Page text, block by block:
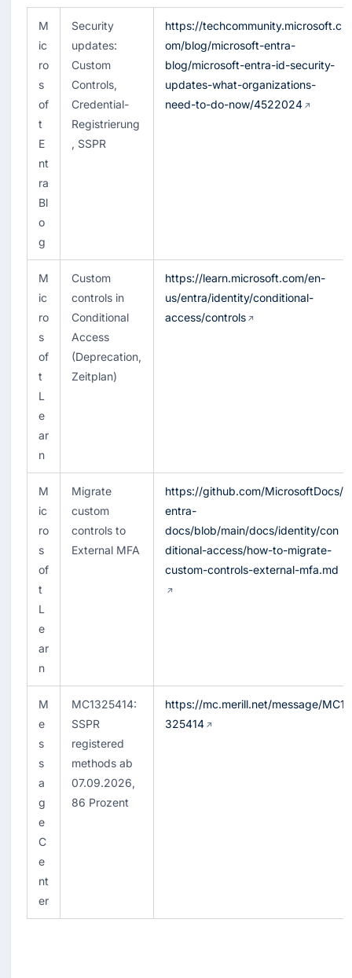
M
ic
ro
s
of
t
E
nt
ra
Bl
o
g
Security
updates:
Custom
Controls,
Credential-
Registrierung
, SSPR
https://techcommunity.microsoft.c
om/blog/microsoft-entra-
blog/microsoft-entra-id-security-
updates-what-organizations-
need-to-do-now/4522024
M
ic
ro
s
of
t
L
e
ar
n
Custom
controls in
Conditional
Access
(Deprecation,
Zeitplan)
https://learn.microsoft.com/en-
us/entra/identity/conditional-
access/controls
M
ic
ro
s
of
t
L
e
ar
n
Migrate
custom
controls to
External MFA
https://github.com/MicrosoftDocs/
entra-
docs/blob/main/docs/identity/con
ditional-access/how-to-migrate-
custom-controls-external-mfa.md
M
e
s
s
a
g
e
C
e
nt
er
MC1325414:
SSPR
registered
methods ab
07.09.2026,
86 Prozent
https://mc.merill.net/message/MC1
325414